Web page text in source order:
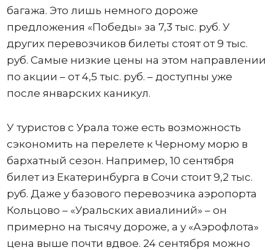
багажа. Это лишь немного дороже
предложения «Победы» за 7,3 тыс. руб. У
других перевозчиков билеты стоят от 9 тыс.
руб. Самые низкие цены на этом направлении
по акции – от 4,5 тыс. руб. – доступны уже
после январских каникул.
У туристов с Урала тоже есть возможность
сэкономить на перелете к Черному морю в
бархатный сезон. Например, 10 сентября
билет из Екатеринбурга в Сочи стоит 9,2 тыс.
руб. Даже у базового перевозчика аэропорта
Кольцово – «Уральских авиалиний» – он
примерно на тысячу дороже, а у «Аэрофлота»
цена выше почти вдвое. 24 сентября можно